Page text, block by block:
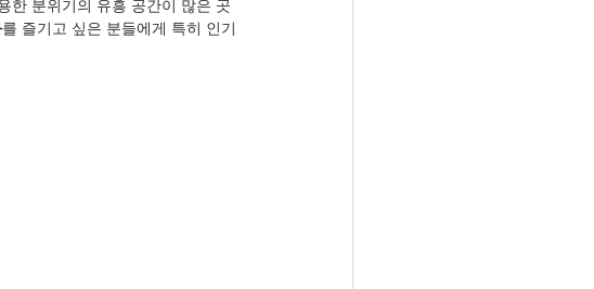
한 분위기의 유흥 공간이 많은 곳
를 즐기고 싶은 분들에게 특히 인기